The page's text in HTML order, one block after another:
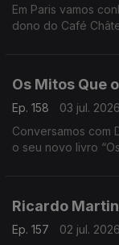
Em Paris vamos
dono do Café
Os Mitos Que
Ep. 158
03 jul. 2026
Conversamos com
o seu novo livro
Ricardo
Ep. 157
02 jul. 2026